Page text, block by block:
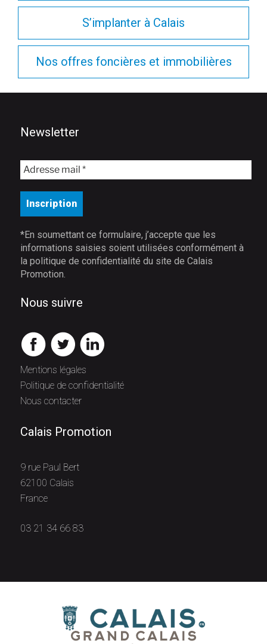
S’implanter à Calais
Nos offres foncières et immobilières
Calais Promotion
9 rue Paul Bert
62100 Calais
France
03 21 34 66 83
Mentions légales
Politique de confidentialité
Nous contacter
Nous suivre
Newsletter
*En soumettant ce formulaire, j’accepte que les
informations saisies soient utilisées conformément à
la politique de confidentialité du site de Calais
Promotion.